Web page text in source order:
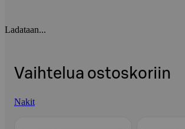
Ladataan...
Vaihtelua ostoskoriin
Nakit